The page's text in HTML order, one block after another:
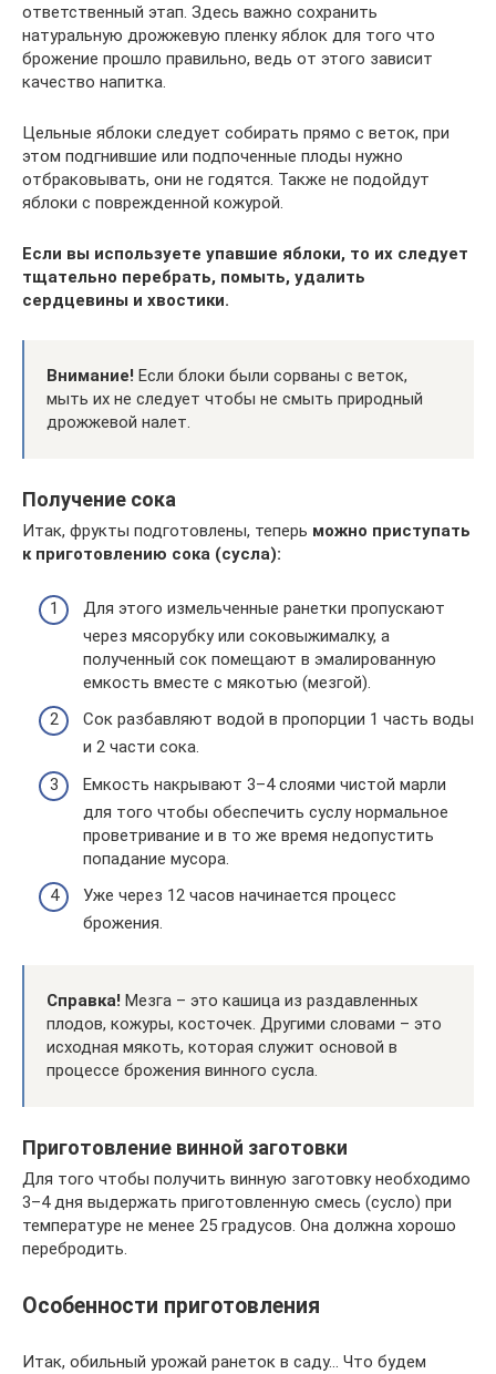
ответственный этап. Здесь важно сохранить
натуральную дрожжевую пленку яблок для того что
брожение прошло правильно, ведь от этого зависит
качество напитка.
Цельные яблоки следует собирать прямо с веток, при
этом подгнившие или подпоченные плоды нужно
отбраковывать, они не годятся. Также не подойдут
яблоки с поврежденной кожурой.
Если вы используете упавшие яблоки, то их следует
тщательно перебрать, помыть, удалить
сердцевины и хвостики.
Внимание! Если блоки были сорваны с веток,
мыть их не следует чтобы не смыть природный
дрожжевой налет.
Получение сока
Итак, фрукты подготовлены, теперь можно приступать
к приготовлению сока (сусла):
Для этого измельченные ранетки пропускают
через мясорубку или соковыжималку, а
полученный сок помещают в эмалированную
емкость вместе с мякотью (мезгой).
Сок разбавляют водой в пропорции 1 часть воды
и 2 части сока.
Емкость накрывают 3–4 слоями чистой марли
для того чтобы обеспечить суслу нормальное
проветривание и в то же время недопустить
попадание мусора.
Уже через 12 часов начинается процесс
брожения.
Справка! Мезга – это кашица из раздавленных
плодов, кожуры, косточек. Другими словами – это
исходная мякоть, которая служит основой в
процессе брожения винного сусла.
Приготовление винной заготовки
Для того чтобы получить винную заготовку необходимо
3–4 дня выдержать приготовленную смесь (сусло) при
температуре не менее 25 градусов. Она должна хорошо
перебродить.
Особенности приготовления
Итак, обильный урожай ранеток в саду… Что будем